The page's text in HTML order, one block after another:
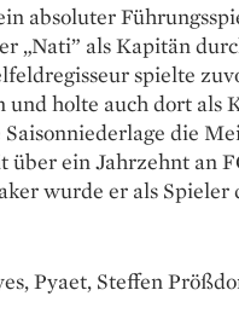
absoluter
„Nati” als Kapitän
spielte
und holte auch dort als
die
über ein Jahrzehnt an
wurde er als Spieler
Pyaet, Steffen